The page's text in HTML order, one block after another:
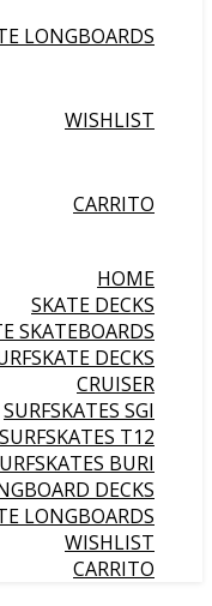
LONGBOARDS
WISHLIST
CARRITO
HOME
SKATE DECKS
SKATEBOARDS
DECKS
CRUISER
SURFSKATES SGI
SURFSKATES T12
BURI
DECKS
LONGBOARDS
WISHLIST
CARRITO